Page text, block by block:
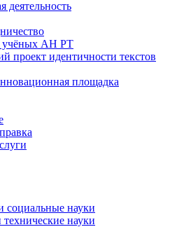
деятельность
учёных АН РТ
проект идентичности текстов
площадка
социальные науки
науки